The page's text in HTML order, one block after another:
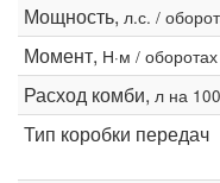
Мощность, л.с. /
Момент, Н·м / оборотах
Расход комби, л на
Тип коробки передач